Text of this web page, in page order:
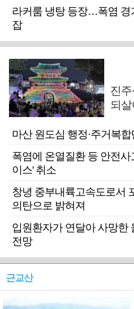
라커룸 냉탕 등장…폭염 경
잡
진
되
마산 원도심 행정·주거복
폭염에 온열질환 등 안전
이스' 취소
창녕 중부내륙고속도로서
의탄으로 밝혀져
입원환자가 연달아 사망한
전망
근교산